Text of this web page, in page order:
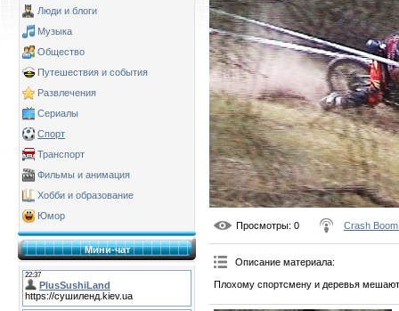
Люди и блоги
Музыка
Общество
Путешествия и события
Развлечения
Сериалы
Спорт
Транспорт
Фильмы и анимация
Хобби и образование
Юмор
Мини-чат
Просмотры: 0 Crash
Описание материала:
Плохому спортсмену и деревья